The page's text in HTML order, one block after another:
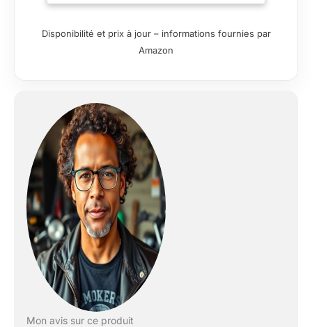
certifié selon Cat. II Norme
Disponibilité et prix à jour – informations fournies par
Amazon
Mon avis sur ce produit